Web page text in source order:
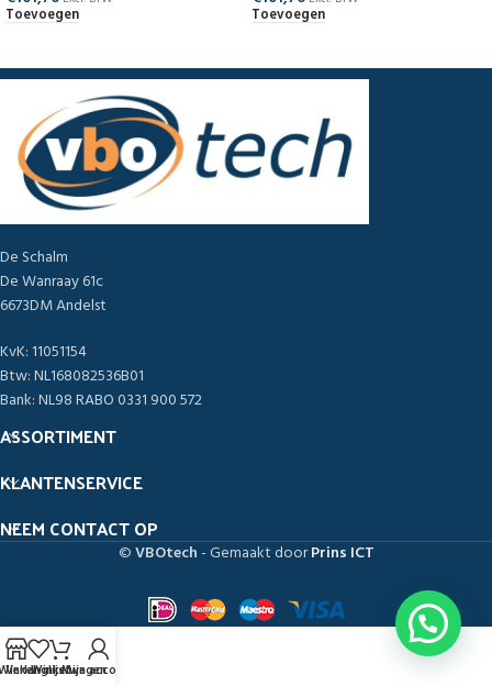
Toevoegen Toevoegen
De Schalm
De Wanraay 61c
6673DM Andelst
KvK: 11051154
Btw: NL168082536B01
Bank: NL98 RABO 0331 900 572
ASSORTIMENT
KLANTENSERVICE
NEEM CONTACT OP
©VBOtech- Gemaakt doorPrins ICT
Verlanglijst
Winkelwagen
Mijn account